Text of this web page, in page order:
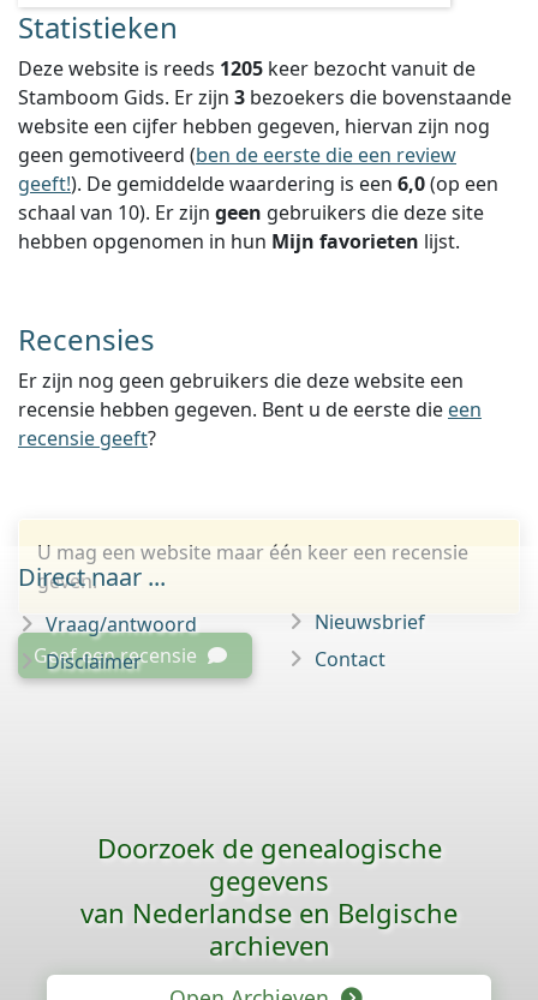
Statistieken
Deze website is reeds 1205 keer bezocht vanuit de
Stamboom Gids. Er zijn 3 bezoekers die bovenstaande
website een cijfer hebben gegeven, hiervan zijn nog
geen gemotiveerd (ben de eerste die een review
geeft!). De gemiddelde waardering is een 6,0(op een
schaal van 10). Er zijn geen gebruikers die deze site
hebben opgenomen in hun Mijn favorieten lijst.
Recensies
Er zijn nog geen gebruikers die deze website een
recensie hebben gegeven. Bent u de eerste die een
recensie geeft?
U mag een website maar één keer een recensie
geven.
Geef een recensie
Direct naar ...
Vraag/antwoord
Disclaimer
Nieuwsbrief
Contact
Doorzoek de genealogische
gegevens
van Nederlandse en Belgische
archieven